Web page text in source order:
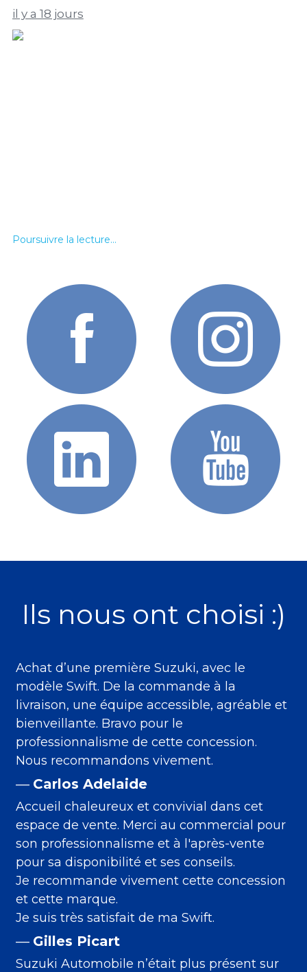
il y a 18 jours
Poursuivre la lecture...
Ils nous ont choisi :)
Achat d’une première Suzuki, avec le
modèle Swift. De la commande à la
livraison, une équipe accessible, agréable et
bienveillante. Bravo pour le
professionnalisme de cette concession.
Nous recommandons vivement.
— Carlos Adelaide
Accueil chaleureux et convivial dans cet
espace de vente. Merci au commercial pour
son professionnalisme et à l'après-vente
pour sa disponibilité et ses conseils.
Je recommande vivement cette concession
et cette marque.
Je suis très satisfait de ma Swift.
— Gilles Picart
Suzuki Automobile n’était plus présent sur